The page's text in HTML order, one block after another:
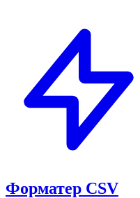
Форматер CSV